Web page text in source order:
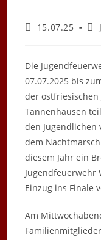
Beitrag
15.07.25
Die
07.07.2025 bis
der
Tannenhausen
den Jugendlichen
dem
diesem Jahr ein
Jugendfeuerwehr
Einzug ins Finale
Am